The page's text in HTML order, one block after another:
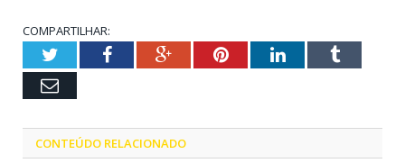
COMPARTILHAR:
TwitterFacebookGoogle+PinterestLinkedInTumblr
Email
CONTEÚDO RELACIONADO